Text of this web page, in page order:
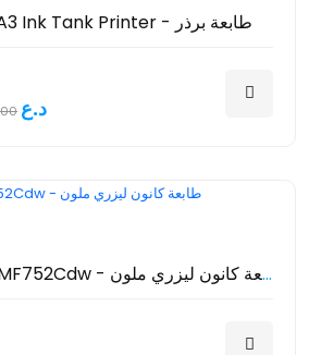
MFC-T4500DW A3 Ink Tank Printer - طابعة برذر
800,000د.ع
Canon i-SENSYS MF752Cdw - طابعة كانون ليزري ملون